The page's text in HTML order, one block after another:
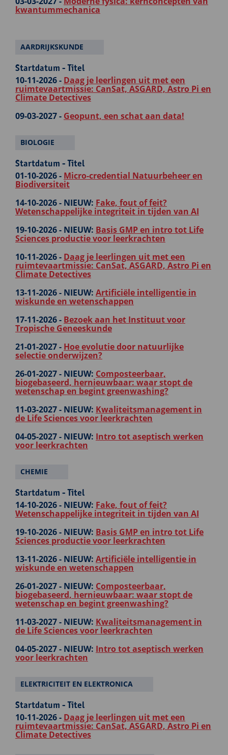
kwantummechanica
AARDRIJKSKUNDE
Startdatum - Titel
10-11-2026 - Daag je leerlingen uit met een
ruimtevaartmissie: CanSat, ASGARD, Astro Pi en
Climate Detectives
09-03-2027 - Geopunt, een schat aan data!
BIOLOGIE
Startdatum - Titel
01-10-2026 - Micro-credential Natuurbeheer en
Biodiversiteit
14-10-2026 - NIEUW: Fake, fout of feit?
Wetenschappelijke integriteit in tijden van AI
19-10-2026 - NIEUW: Basis GMP en intro tot Life
Sciences productie voor leerkrachten
10-11-2026 - Daag je leerlingen uit met een
ruimtevaartmissie: CanSat, ASGARD, Astro Pi en
Climate Detectives
13-11-2026 - NIEUW: Artificiële intelligentie in
wiskunde en wetenschappen
17-11-2026 - Bezoek aan het Instituut voor
Tropische Geneeskunde
21-01-2027 - Hoe evolutie door natuurlijke
selectie onderwijzen?
26-01-2027 - NIEUW: Composteerbaar,
biogebaseerd, hernieuwbaar: waar stopt de
wetenschap en begint greenwashing?
11-03-2027 - NIEUW: Kwaliteitsmanagement in
de Life Sciences voor leerkrachten
04-05-2027 - NIEUW: Intro tot aseptisch werken
voor leerkrachten
CHEMIE
Startdatum - Titel
14-10-2026 - NIEUW: Fake, fout of feit?
Wetenschappelijke integriteit in tijden van AI
19-10-2026 - NIEUW: Basis GMP en intro tot Life
Sciences productie voor leerkrachten
13-11-2026 - NIEUW: Artificiële intelligentie in
wiskunde en wetenschappen
26-01-2027 - NIEUW: Composteerbaar,
biogebaseerd, hernieuwbaar: waar stopt de
wetenschap en begint greenwashing?
11-03-2027 - NIEUW: Kwaliteitsmanagement in
de Life Sciences voor leerkrachten
04-05-2027 - NIEUW: Intro tot aseptisch werken
voor leerkrachten
ELEKTRICITEIT EN ELEKTRONICA
Startdatum - Titel
10-11-2026 - Daag je leerlingen uit met een
ruimtevaartmissie: CanSat, ASGARD, Astro Pi en
Climate Detectives